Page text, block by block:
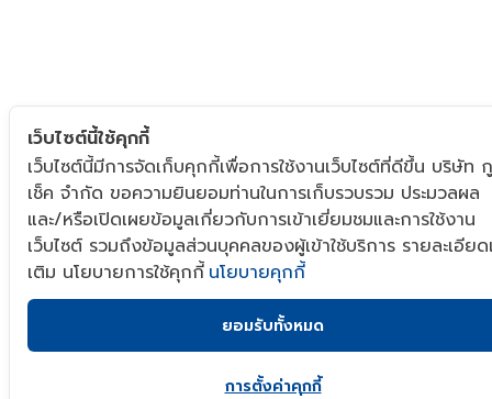
x
เว็บไซต์นี้ใช้คุกกี้
เว็บไซต์นี้มีการจัดเก็บคุกกี้เพื่อการใช้งานเว็บไซต์ที่ดีขึ้น บริษัท
เช็ค จำกัด ขอความยินยอมท่านในการเก็บรวบรวม ประมวลผล
และ/หรือเปิดเผยข้อมูลเกี่ยวกับการเข้าเยี่ยมชมและการใช้งาน
เว็บไซต์ รวมถึงข้อมูลส่วนบุคคลของผู้เข้าใช้บริการ รายละเอีย
เติม นโยบายการใช้คุกกี้ นโยบายคุกกี้
ยอมรับทั้งหมด
การตั้งค่าคุกกี้